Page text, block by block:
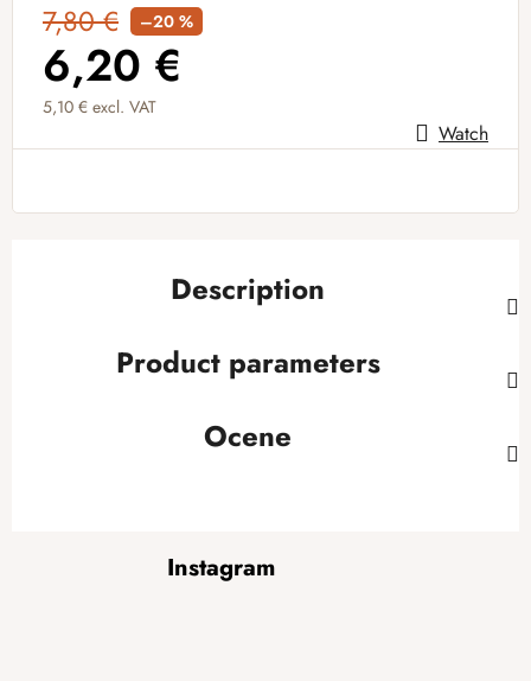
7,80 € –20 %
6,20 €
5,10 € excl. VAT
Measure price: Watch
Description
Product parameters
Ocene
Instagram